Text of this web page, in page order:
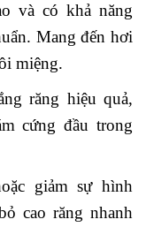
và có khả năng
Mang đến hơi
miệng.
răng hiệu quả,
cứng đầu trong
giảm sự hình
cao răng nhanh